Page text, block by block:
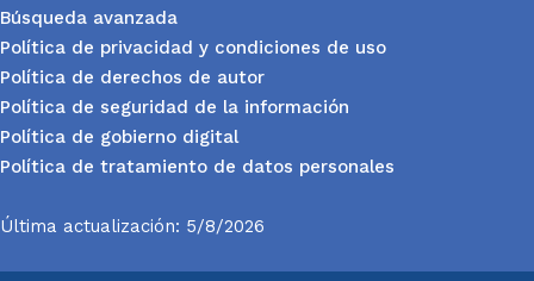
Búsqueda avanzada
Política de privacidad y condiciones de uso
Política de derechos de autor
Política de seguridad de la información
Política de gobierno digital
Política de tratamiento de datos personales
Última actualización: 5/8/2026